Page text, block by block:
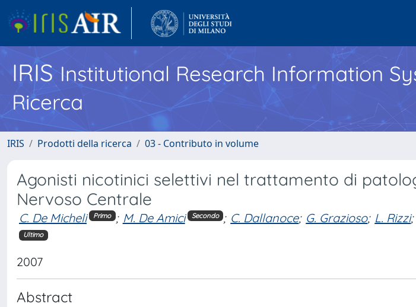
IRISInstitutional Research Information
Ricerca
IRIS Prodotti della ricerca 03 - Contributo in volume
Agonisti nicotinici selettivi nel trattamento di
Nervoso Centrale
C. De Micheli Primo ; M. De Amici Secondo ; C. Dallanoce; G. Grazioso; L. Rizzi;
Ultimo
2007
Abstract